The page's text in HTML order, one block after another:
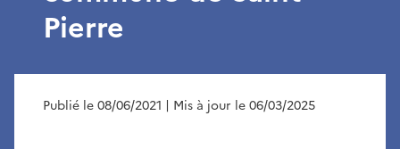
Pierre
Publié le 08/06/2021 | Mis à jour le 06/03/2025